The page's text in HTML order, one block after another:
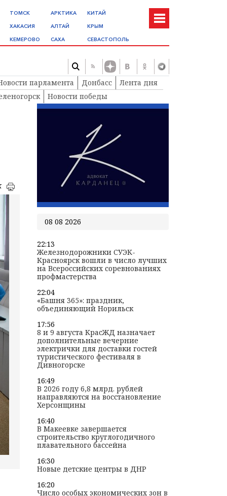
ТОМСК
ХАКАСИЯ
КЕМЕРОВО
АРКТИКА
АЛТАЙ
САХА
КИТАЙ
КРЫМ
СЕВАСТОПОЛЬ
парламента Донбасс
Лента дня
Новости победы
08 08 2026
22:13
Железнодорожники СУЭК-
Красноярск вошли в число лучших
на Всероссийских соревнованиях
профмастерства
22:04
«Башня 365»: праздник,
объединяющий Норильск
17:56
8 и 9 августа КрасЖД назначает
дополнительные вечерние
электрички для доставки гостей
туристического фестиваля в
Дивногорске
16:49
В 2026 году 6,8 млрд. рублей
направляются на восстановление
Херсонщины
16:40
В Макеевке завершается
строительство круглогодичного
плавательного бассейна
16:30
Новые детские центры в ДНР
16:20
Число особых экономических зон в